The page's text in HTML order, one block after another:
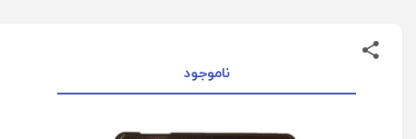
ناموجود